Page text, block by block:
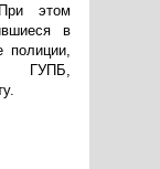
этом
в
полиции,
ГУПБ,